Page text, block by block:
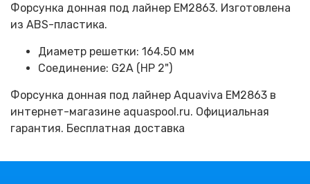
Форсунка донная под лайнер EM2863. Изготовлена
из ABS-пластика.
Диаметр решетки: 164.50 мм
Соединение: G2А (НР 2")
Форсунка донная под лайнер Aquaviva EM2863 в
интернет-магазине aquaspool.ru. Официальная
гарантия. Бесплатная доставка